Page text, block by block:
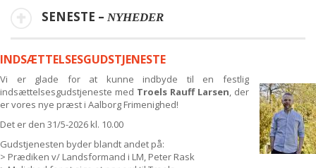
SENESTE – NYHEDER
INDSÆTTELSESGUDSTJENESTE
Vi er glade for at kunne indbyde til en festlig
indsættelsesgudstjeneste med Troels Rauff Larsen, der
er vores nye præst i Aalborg Frimenighed!
Det er den 31/5-2026 kl. 10.00
Gudstjenesten byder blandt andet på:
> Prædiken v/ Landsformand i LM, Peter Rask